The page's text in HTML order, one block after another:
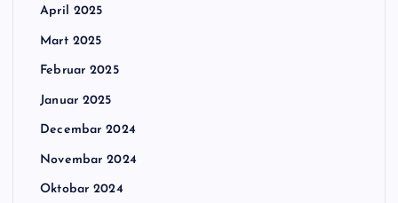
April 2025
Mart 2025
Februar 2025
Januar 2025
Decembar 2024
Novembar 2024
Oktobar 2024